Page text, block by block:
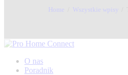
Home Wszystkie wpisy
O nas
Poradnik